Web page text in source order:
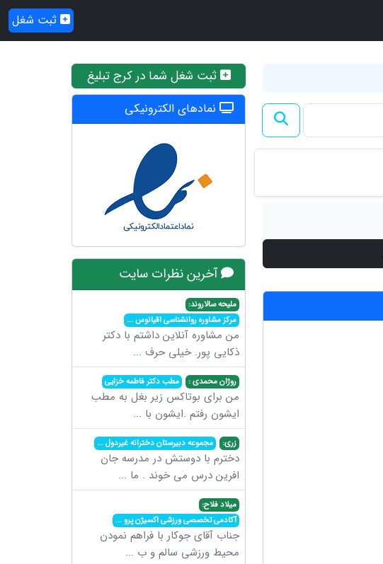
ثبت شغل
ثبت شغل شما در کرج تبلیغ
نمادهای الکترونیکی
آخرین نظرات سایت
ملیحه سالاروند:
مرکز مشاوره روانشناسی اقیانوس...
من مشاوره آنلاین داشتم با دکتر
ذکایی پور. خیلی حرف ...
روژان محمدی : مطب دکتر فاطمه خزایی
من برای بوتاکس زیر بغل به مطب
ایشون رفتم .ایشون با ...
زری: مجموعه دبیرستان دخترانه غیردول...
دخترم با دوستش در مدرسه جان
افرین درس می خوند . ما ...
میلاد فلاح:
آکادمی تخصصی ورزشی اکسیژن پرو...
جناب آقای جوکار با فراهم نمودن
محیط ورزشی سالم و ب ...